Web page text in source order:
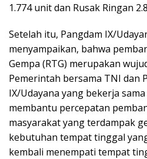
1.774 unit dan Rusak Ringan
Setelah itu, Pangdam IX/
menyampaikan, bahwa
Gempa (RTG) merupakan
Pemerintah bersama TNI dan
IX/Udayana yang bekerja
membantu percepatan
masyarakat yang terdampak
kebutuhan tempat tinggal
kembali menempati tempat